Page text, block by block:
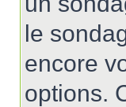
le
encore
options.